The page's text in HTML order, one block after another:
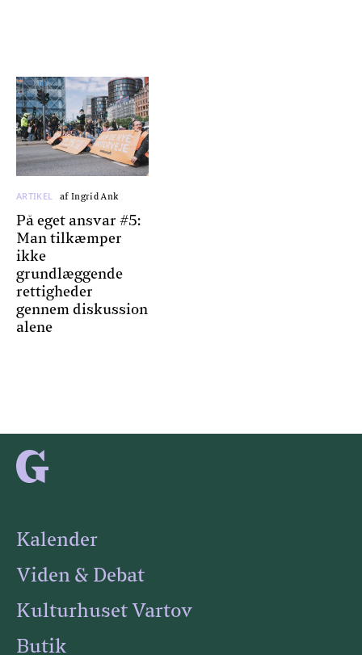
ARTIKEL af Ingrid Ank
På eget ansvar #5:
Man tilkæmper
ikke
grundlæggende
rettigheder
gennem diskussion
alene
Kalender
Viden & Debat
Kulturhuset Vartov
Butik